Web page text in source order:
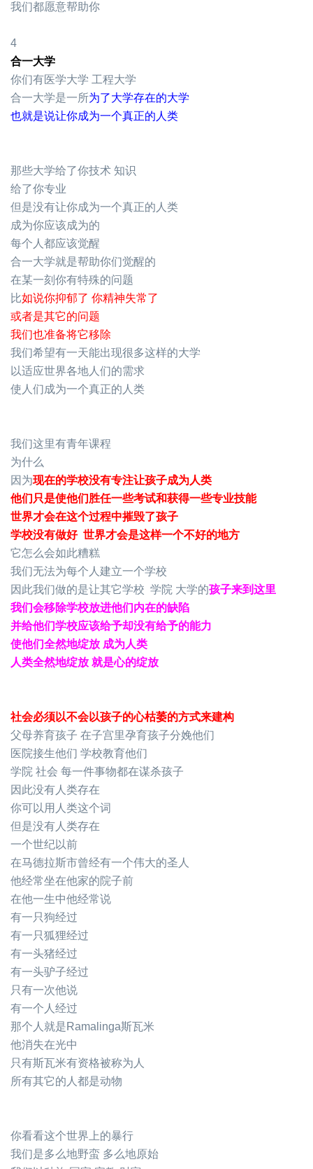
我们都愿意帮助你
4
合一大学
你们有医学大学 工程大学
合一大学是一所为了大学存在的大学
也就是说让你成为一个真正的人类
那些大学给了你技术 知识
给了你专业
但是没有让你成为一个真正的人类
成为你应该成为的
每个人都应该觉醒
合一大学就是帮助你们觉醒的
在某一刻你有特殊的问题
比如说你抑郁了 你精神失常了
或者是其它的问题
我们也准备将它移除
我们希望有一天能出现很多这样的大学
以适应世界各地人们的需求
使人们成为一个真正的人类
我们这里有青年课程
为什么
因为现在的学校没有专注让孩子成为人类
他们只是使他们胜任一些考试和获得一些专业技能
世界才会在这个过程中摧毁了孩子
学校没有做好 世界才会是这样一个不好的地方
它怎么会如此糟糕
我们无法为每个人建立一个学校
因此我们做的是让其它学校 学院 大学的孩子来到这里
我们会移除学校放进他们内在的缺陷
并给他们学校应该给予却没有给予的能力
使他们全然地绽放 成为人类
人类全然地绽放 就是心的绽放
社会必须以不会以孩子的心枯萎的方式来建构
父母养育孩子 在子宫里孕育孩子分娩他们
医院接生他们 学校教育他们
学院 社会 每一件事物都在谋杀孩子
因此没有人类存在
你可以用人类这个词
但是没有人类存在
一个世纪以前
在马德拉斯市曾经有一个伟大的圣人
他经常坐在他家的院子前
在他一生中他经常说
有一只狗经过
有一只狐狸经过
有一头猪经过
有一头驴子经过
只有一次他说
有一个人经过
那个人就是Ramalinga斯瓦米
他消失在光中
只有斯瓦米有资格被称为人
所有其它的人都是动物
你看看这个世界上的暴行
我们是多么地野蛮 多么地原始